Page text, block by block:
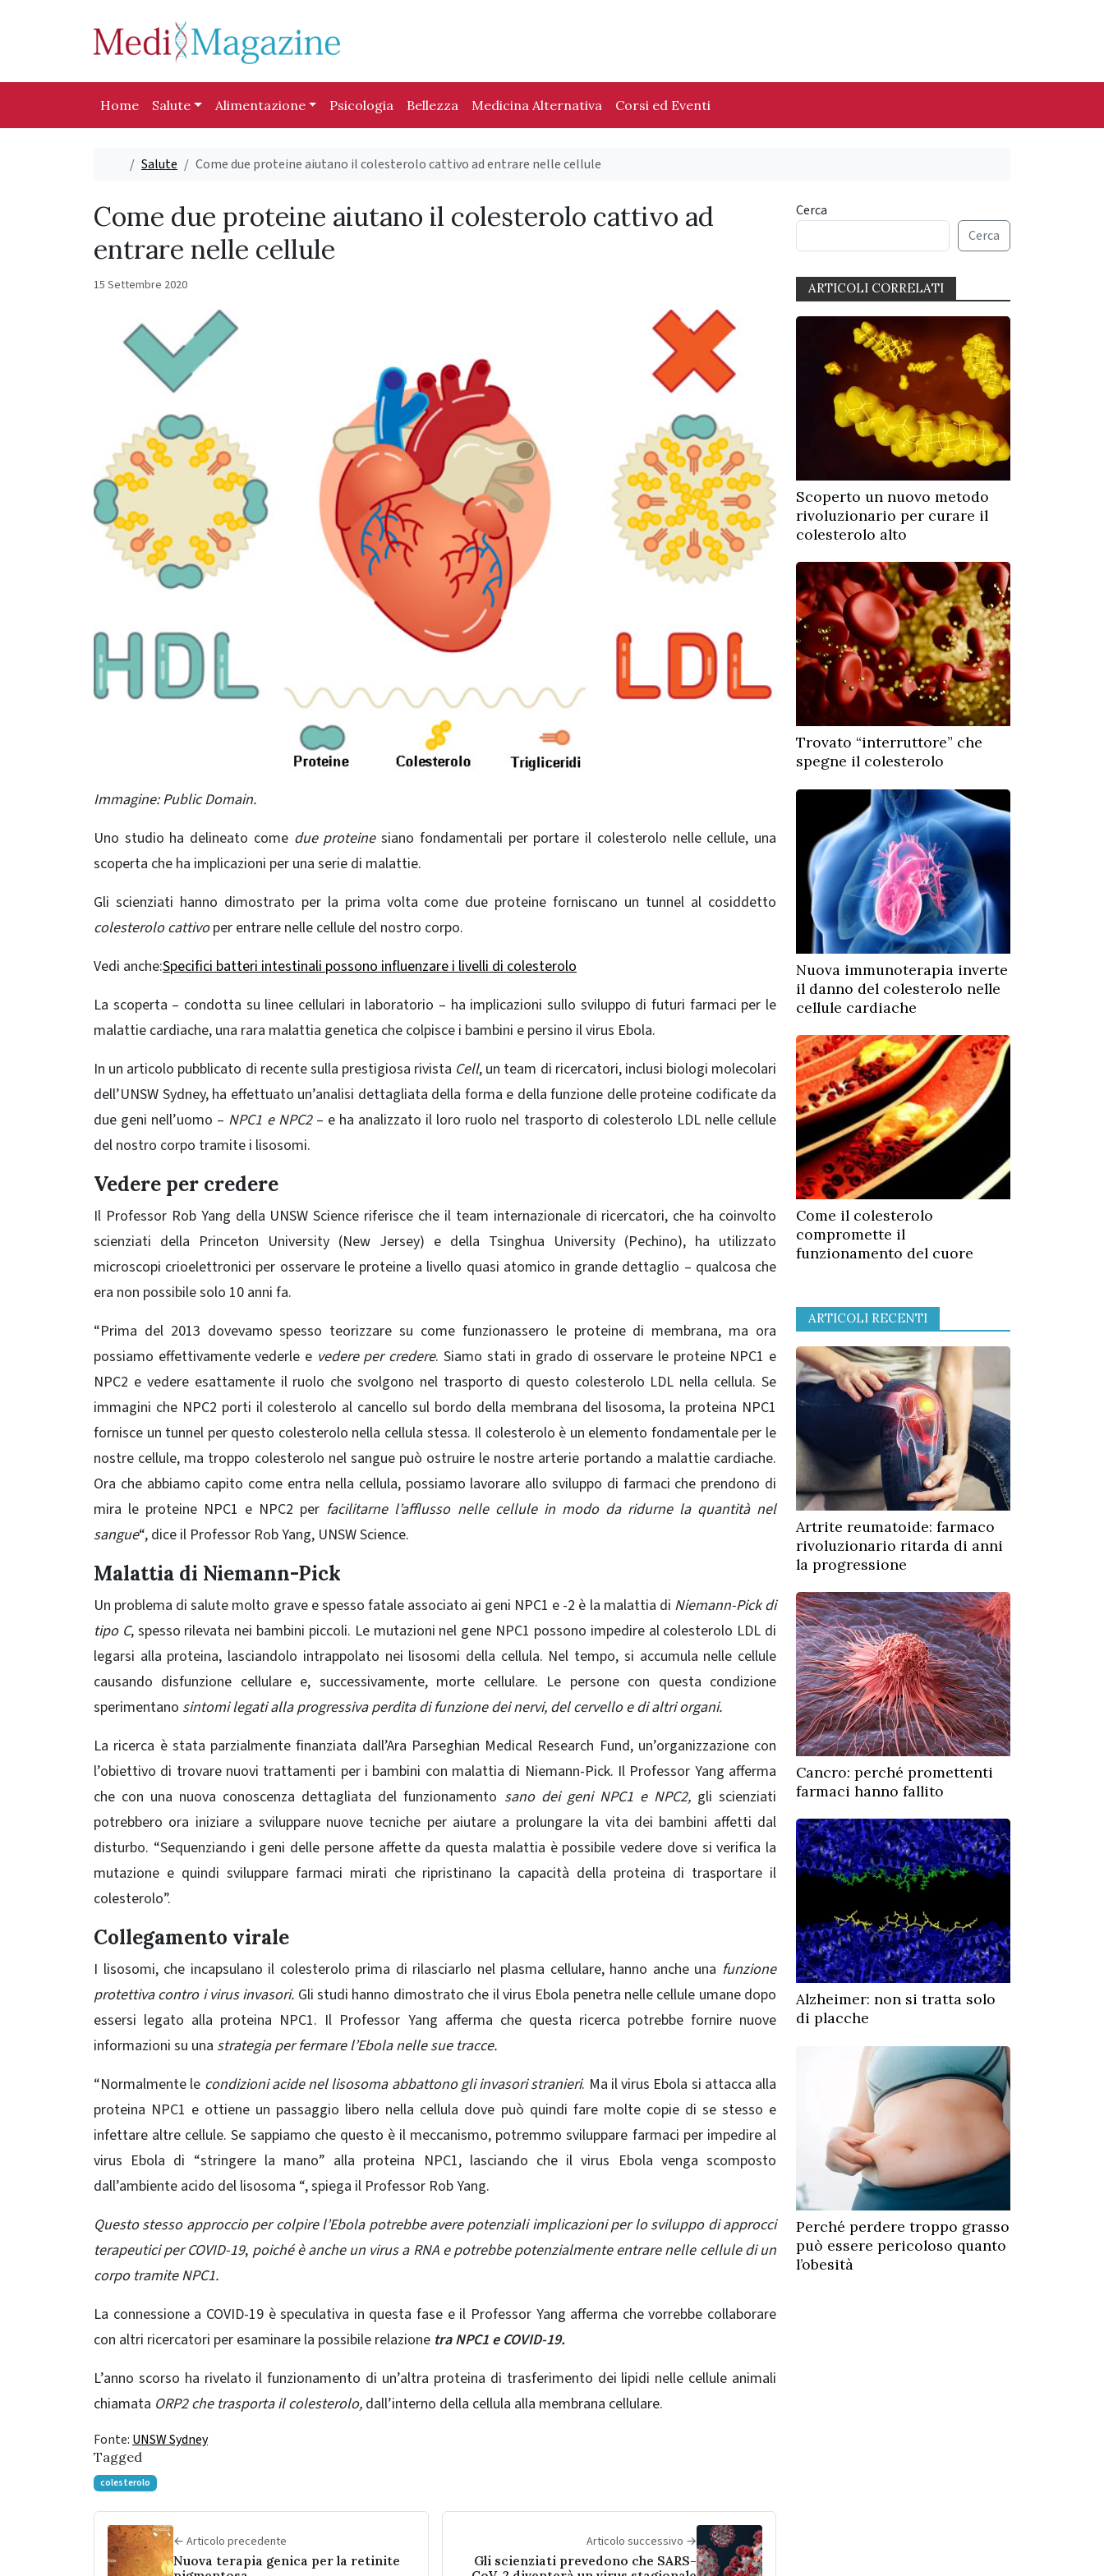
Home Salute Alimentazione Psicologia Bellezza Medicina Alternativa Corsi ed Eventi
Home
Salute Come due proteine ​​aiutano il colesterolo cattivo ad entrare nelle cellule
Come due proteine ​​aiutano il colesterolo cattivo ad
entrare nelle cellule
15 Settembre 2020
Immagine: Public Domain.
Uno studio ha delineato come due proteine​​siano fondamentali per portare il colesterolo nelle cellule, una
scoperta che ha implicazioni per una serie di malattie.
Gli scienziati hanno dimostrato per la prima volta come due proteine ​​forniscano un tunnel al cosiddetto
colesterolo cattivoper entrare nelle cellule del nostro corpo.
Vedi anche:Specifici batteri intestinali possono influenzare i livelli di colesterolo
La scoperta – condotta su linee cellulari in laboratorio – ha implicazioni sullo sviluppo di futuri farmaci per le
malattie cardiache, una rara malattia genetica che colpisce i bambini e persino il virus Ebola.
In un articolo pubblicato di recente sulla prestigiosa rivista Cell, un team di ricercatori, inclusi biologi molecolari
dell’UNSW Sydney, ha effettuato un’analisi dettagliata della forma e della funzione delle proteine ​​codificate da
due geni nell’uomo – NPC1 e NPC2– e ha analizzato il loro ruolo nel trasporto di colesterolo ​​LDL nelle cellule
del nostro corpo tramite i lisosomi.
Vedere per credere
Il Professor Rob Yang della UNSW Science riferisce che il team internazionale di ricercatori, che ha coinvolto
scienziati della Princeton University (New Jersey) e della Tsinghua University (Pechino), ha utilizzato
microscopi crioelettronici per osservare le proteine ​​a livello quasi atomico in grande dettaglio – qualcosa che
era non possibile solo 10 anni fa.
“Prima del 2013 dovevamo spesso teorizzare su come funzionassero le proteine ​​di membrana, ma ora
possiamo effettivamente vederle e vedere per credere. Siamo stati in grado di osservare le proteine ​​NPC1 e
NPC2 e vedere esattamente il ruolo che svolgono nel trasporto di questo colesterolo LDL nella cellula. Se
immagini che NPC2 porti il ​​colesterolo al cancello sul bordo della membrana del lisosoma, la proteina NPC1
fornisce un tunnel per questo colesterolo nella cellula stessa. Il colesterolo è un elemento fondamentale per le
nostre cellule, ma troppo colesterolo nel sangue può ostruire le nostre arterie portando a malattie cardiache.
Ora che abbiamo capito come entra nella cellula, possiamo lavorare allo sviluppo di farmaci che prendono di
mira le proteine ​​NPC1 e NPC2 per facilitarne l’afflusso nelle cellule in modo da ridurne la quantità nel
sangue“, dice il Professor Rob Yang, UNSW Science.
Malattia di Niemann-Pick
Un problema di salute molto grave e spesso fatale associato ai geni NPC1 e -2 è la malattia di Niemann-Pick di
tipo C, spesso rilevata nei bambini piccoli. Le mutazioni nel gene NPC1 possono impedire al colesterolo LDL di
legarsi alla proteina, lasciandolo intrappolato nei lisosomi della cellula. Nel tempo, si accumula nelle cellule
causando disfunzione cellulare e, successivamente, morte cellulare. Le persone con questa condizione
sperimentano sintomi legati alla progressiva perdita di funzione dei nervi, del cervello e di altri organi.
La ricerca è stata parzialmente finanziata dall’Ara Parseghian Medical Research Fund, un’organizzazione con
l’obiettivo di trovare nuovi trattamenti per i bambini con malattia di Niemann-Pick. Il Professor Yang afferma
che con una nuova conoscenza dettagliata del funzionamento sano dei geni NPC1 e NPC2,gli scienziati
potrebbero ora iniziare a sviluppare nuove tecniche per aiutare a prolungare la vita dei bambini affetti dal
disturbo. “Sequenziando i geni delle persone affette da questa malattia è possibile vedere dove si verifica la
mutazione e quindi sviluppare farmaci mirati che ripristinano la capacità della proteina di trasportare il
colesterolo”.
Collegamento virale
I lisosomi, che incapsulano il colesterolo prima di rilasciarlo nel plasma cellulare, hanno anche una funzione
protettiva contro i virus invasori. Gli studi hanno dimostrato che il virus Ebola penetra nelle cellule umane dopo
essersi legato alla proteina NPC1. Il Professor Yang afferma che questa ricerca potrebbe fornire nuove
informazioni su una strategia per fermare l’Ebola nelle sue tracce.
“Normalmente le condizioni acide nel lisosoma abbattono gli invasori stranieri. Ma il virus Ebola si attacca alla
proteina NPC1 e ottiene un passaggio libero nella cellula dove può quindi fare molte copie di se stesso e
infettare altre cellule. Se sappiamo che questo è il meccanismo, potremmo sviluppare farmaci per impedire al
virus Ebola di “stringere la mano” alla proteina NPC1, lasciando che il virus Ebola venga scomposto
dall’ambiente acido del lisosoma “, spiega il Professor Rob Yang.
Questo stesso approccio per colpire l’Ebola potrebbe avere potenziali implicazioni per lo sviluppo di approcci
terapeutici per COVID-19, poiché è anche un virus a RNA e potrebbe potenzialmente entrare nelle cellule di un
corpo tramite NPC1.
La connessione a COVID-19 è speculativa in questa fase e il Professor Yang afferma che vorrebbe collaborare
con altri ricercatori per esaminare la possibile relazione tra NPC1 e COVID-19.
L’anno scorso ha rivelato il funzionamento di un’altra proteina di trasferimento dei lipidi nelle cellule animali
chiamata ORP2 che trasporta il colesterolo, dall’interno della cellula alla membrana cellulare.
Fonte: UNSW Sydney
Tagged
colesterolo
← Articolo precedente
Nuova terapia genica per la retinite
Articolo successivo →
Gli scienziati prevedono che SARS-
Cerca
Cerca
ARTICOLI CORRELATI
Scoperto un nuovo metodo
rivoluzionario per curare il
colesterolo alto
Trovato “interruttore” che
spegne il colesterolo
Nuova immunoterapia inverte
il danno del colesterolo nelle
cellule cardiache
Come il colesterolo
compromette il
funzionamento del cuore
ARTICOLI RECENTI
Artrite reumatoide: farmaco
rivoluzionario ritarda di anni
la progressione
Cancro: perché promettenti
farmaci hanno fallito
Alzheimer: non si tratta solo
di placche
Perché perdere troppo grasso
può essere pericoloso quanto
l’obesità